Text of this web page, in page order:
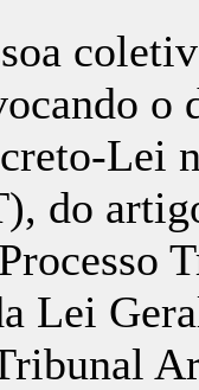
o
Lei
do
Lei